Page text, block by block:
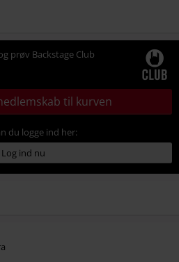
prøv Backstage Club
til kurven
du logge ind her:
Log ind nu